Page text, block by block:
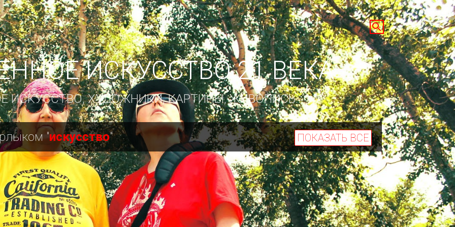
К основному контенту
ИСКУССТВО 21 ВЕКА
ИСКУССТВО, ХУДОЖНИКИ, КАРТИНЫ, ЖИВОПИСЬ....
"искусство" ПОКАЗАТЬ ВСЕ